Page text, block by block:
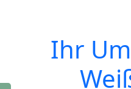
Ihr